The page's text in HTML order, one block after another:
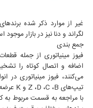
غیر از موارد ذکر شده
لگراند و دنا نیز در بازار
جمع‌ بندی
فیوز مینیاتوری از جمله
اضافه و اتصال کوتاه را
می‌کنند، فیوز مینیاتوری در
تیپ‌های B، C، D، Z وK
با مراجعه به قسمت مربوط به